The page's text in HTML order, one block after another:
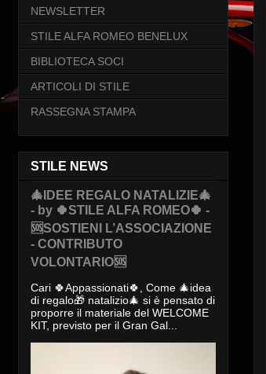
NEWSLETTER
STILE ALFA ROMEO BENELUX
BIBLIOTECA SOCI
ARTICOLI DI STILE
RASSEGNA STAMPA
STILE NEWS
🎄IDEE REGALO NATALIZIE🎄
- by 🍀STILE ALFA ROMEO🍀 -
🆘SOSTIENI L’ASSOCIAZIONE
- CONTRIBUTO
VOLONTARIO🆘
Cari 🍀Appassionati🍀, Come 🎄idea
di regalo🎁 natalizio🎄 si è pensato di
proporre il materiale del WELCOME
KIT, previsto per il Gran Gal...